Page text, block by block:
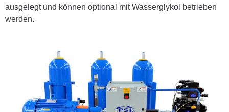
ausgelegt und können optional mit Wasserglykol betrieben
werden.